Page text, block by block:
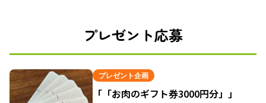
プレゼント応募
プレゼント企画
「「お肉のギフト券3000円分」」